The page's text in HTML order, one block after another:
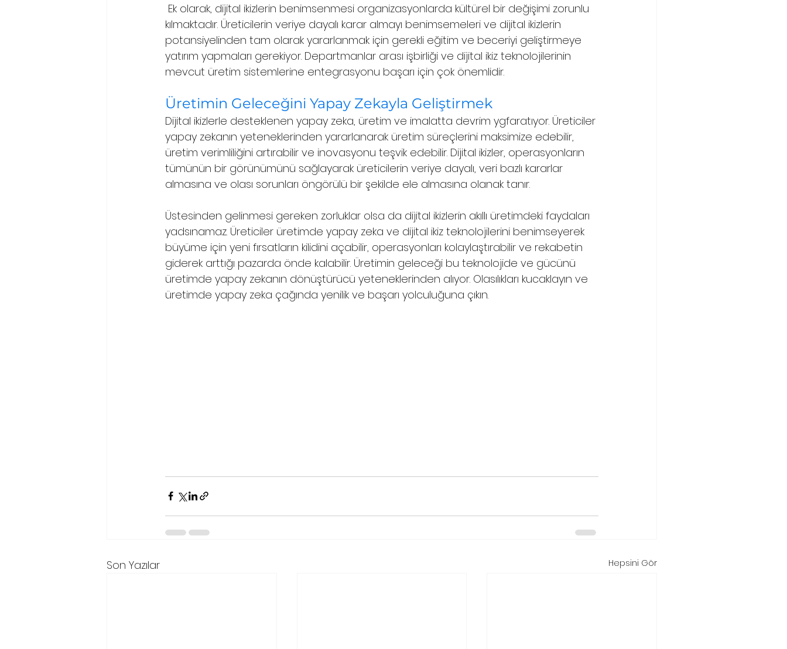
Ek olarak, dijital ikizlerin benimsenmesi organizasyonlarda kültürel bir değişimi zorunlu
kılmaktadır. Üreticilerin veriye dayalı karar almayı benimsemeleri ve dijital ikizlerin
potansiyelinden tam olarak yararlanmak için gerekli eğitim ve beceriyi geliştirmeye
yatırım yapmaları gerekiyor. Departmanlar arası işbirliği ve dijital ikiz teknolojilerinin
mevcut üretim sistemlerine entegrasyonu başarı için çok önemlidir.
Üretimin Geleceğini Yapay Zekayla Geliştirmek
Dijital ikizlerle desteklenen yapay zeka, üretim ve imalatta devrim ygfaratıyor. Üreticiler
yapay zekanın yeteneklerinden yararlanarak üretim süreçlerini maksimize edebilir,
üretim verimliliğini artırabilir ve inovasyonu teşvik edebilir. Dijital ikizler, operasyonların
tümünün bir görünümünü sağlayarak üreticilerin veriye dayalı, veri bazlı kararlar
almasına ve olası sorunları öngörülü bir şekilde ele almasına olanak tanır.
Üstesinden gelinmesi gereken zorluklar olsa da dijital ikizlerin akıllı üretimdeki faydaları
yadsınamaz. Üreticiler üretimde yapay zeka ve dijital ikiz teknolojilerini benimseyerek
büyüme için yeni fırsatların kilidini açabilir, operasyonları kolaylaştırabilir ve rekabetin
giderek arttığı pazarda önde kalabilir. Üretimin geleceği bu teknolojide ve gücünü
üretimde yapay zekanın dönüştürücü yeteneklerinden alıyor. Olasılıkları kucaklayın ve
üretimde yapay zeka çağında yenilik ve başarı yolculuğuna çıkın.
Son Yazılar Hepsini Gör